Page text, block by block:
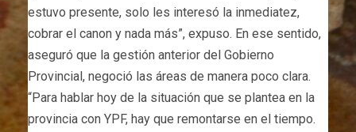
estuvo presente, solo les interesó la inmediatez,
cobrar el canon y nada más”, expuso. En ese sentido,
aseguró que la gestión anterior del Gobierno
Provincial, negoció las áreas de manera poco clara.
“Para hablar hoy de la situación que se plantea en la
provincia con YPF, hay que remontarse en el tiempo.